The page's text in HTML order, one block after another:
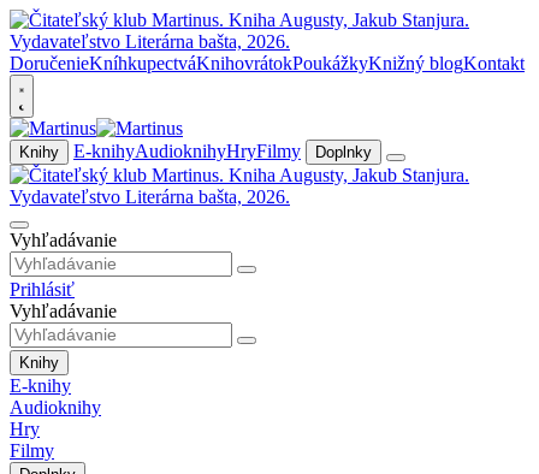
DoručenieKníhkupectváKnihovrátokPoukážkyKnižný blogKontakt
Knihy E-knihyAudioknihyHryFilmy Doplnky
Vyhľadávanie
Prihlásiť
Vyhľadávanie
Knihy
E-knihy
Audioknihy
Hry
Filmy